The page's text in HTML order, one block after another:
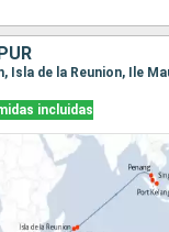
incluidas